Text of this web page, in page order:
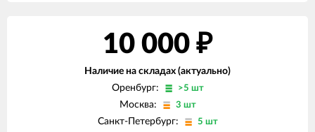
10 000 ₽
Наличие на складах (актуально)
Оренбург:
>5 шт
Москва: 3 шт
Санкт-Петербург: 5 шт